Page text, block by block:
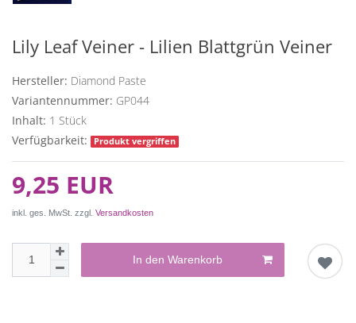
Lily Leaf Veiner - Lilien Blattgrün Veiner
Hersteller: Diamond Paste
Variantennummer: GP044
Inhalt: 1 Stück
Verfügbarkeit:
Produkt vergriffen
9,25 EUR
inkl. ges. MwSt. zzgl. Versandkosten
In den Warenkorb